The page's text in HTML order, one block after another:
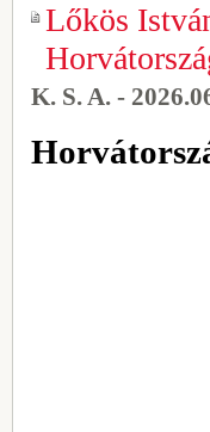
Lőkös
K. S. A. -